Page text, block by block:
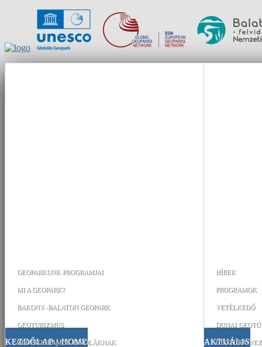
KEZDŐLAP | HOME
GEOPARKUNK PROGRAMJAI
MI A GEOPARK?
BAKONY–BALATON GEOPARK
GEOTURIZMUS
GEOPROGRAMOK ISKOLÁKNAK AKTUÁLIS
HÍREK
PROGRAMOK
VETÉLKEDŐ
DUNAI
GEOTÚRA-